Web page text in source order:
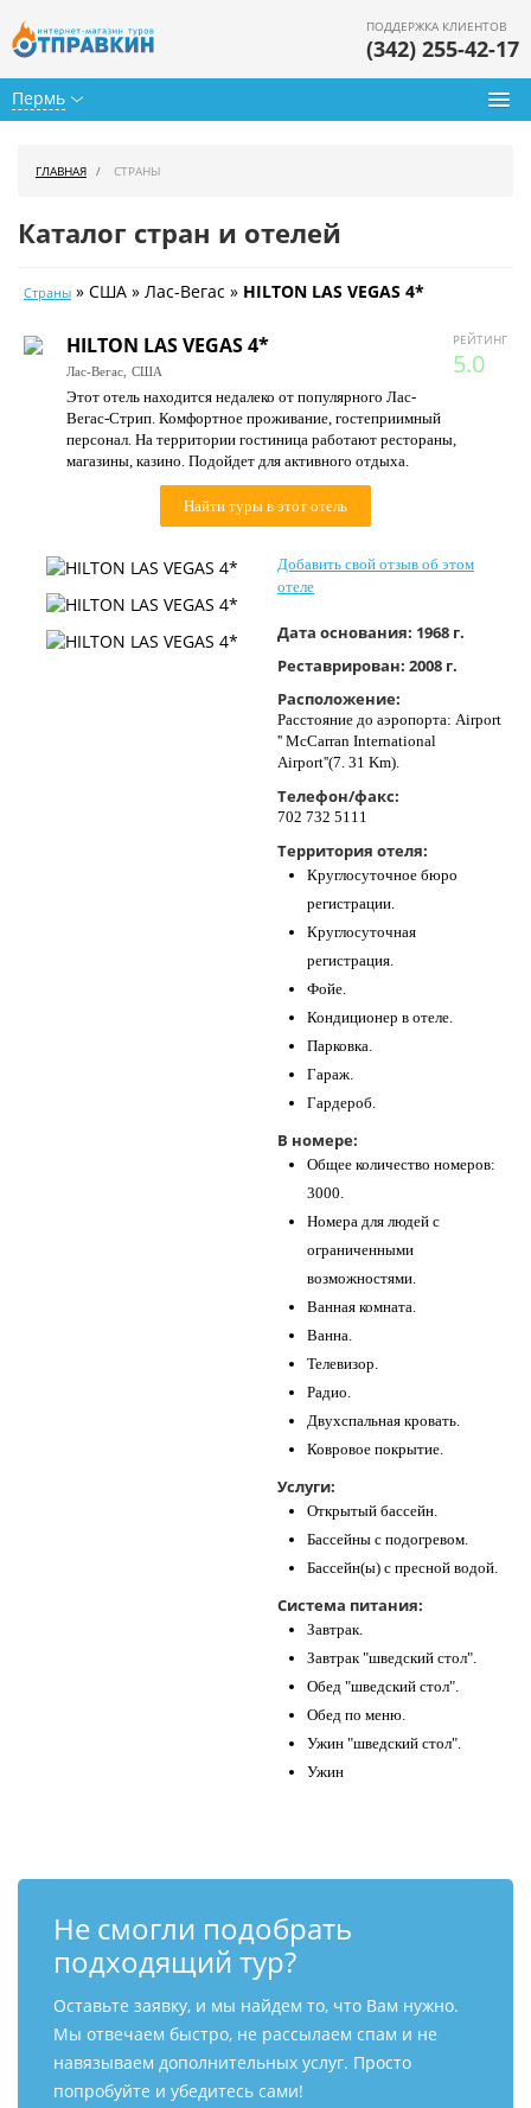
Пермь
ПОДДЕРЖКА КЛИЕНТОВ
(342) 255-42-17
Календарь туров
Цены дня
Страны
Как купить
Контакты
ГЛАВНАЯ СТРАНЫ
Каталог стран и отелей
Страны » США » Лас-Вегас » HILTON LAS VEGAS 4*
РЕЙТИНГ
5.0
HILTON LAS VEGAS 4*
Лас-Вегас, США
Этот отель находится недалеко от популярного Лас-
Вегас-Стрип. Комфортное проживание, гостеприимный
персонал. На территории гостиница работают рестораны,
магазины, казино. Подойдет для активного отдыха.
Найти туры в этот отель
Добавить свой отзыв об этом
отеле
Дата основания: 1968 г.
Реставрирован: 2008 г.
Расположение:
Расстояние до аэропорта: Airport
'' McCarran International
Airport''(7. 31 Km).
Телефон/факс:
702 732 5111
Территория отеля:
Круглосуточное бюро
регистрации.
Круглосуточная
регистрация.
Фойе.
Кондиционер в отеле.
Парковка.
Гараж.
Гардероб.
В номере:
Общее количество номеров:
3000.
Номера для людей с
ограниченными
возможностями.
Ванная комната.
Ванна.
Телевизор.
Радио.
Двухспальная кровать.
Ковровое покрытие.
Услуги:
Открытый бассейн.
Бассейны с подогревом.
Бассейн(ы) с пресной водой.
Система питания:
Завтрак.
Завтрак "шведский стол".
Обед "шведский стол".
Обед по меню.
Ужин "шведский стол".
Ужин
Не смогли подобрать
подходящий тур?
Оставьте заявку, и мы найдем то, что Вам нужно.
Мы отвечаем быстро, не рассылаем спам и не
навязываем дополнительных услуг. Просто
попробуйте и убедитесь сами!